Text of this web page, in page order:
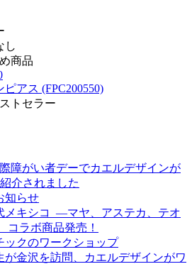
し
商品
アス (FPC200550)
トセラー
障がい者デーでカエルデザインが
介されました
知らせ
メキシコ ―マヤ、アステカ、テオ
コラボ商品発売！
ックのワークショップ
が金沢を訪問、カエルデザインがワ